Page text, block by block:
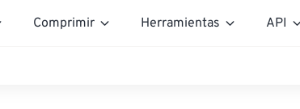
Comprimir Herramientas API